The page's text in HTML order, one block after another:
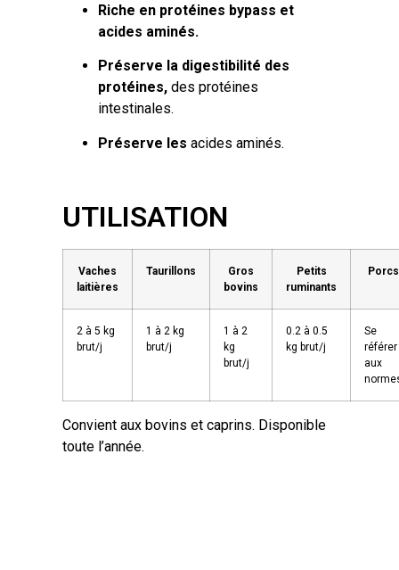
Riche en protéines bypass et
acides aminés.
Préserve la digestibilité des
protéines, des protéines
intestinales.
Préserve les acides aminés.
UTILISATION
Vaches
laitières
Taurillons
Gros
bovins
Petits
ruminants
Porcs
2 à 5 kg
brut/j
1 à 2 kg
brut/j
1 à 2
kg
brut/j
0.2 à 0.5
kg brut/j
Se
référer
aux
Convient aux bovins et caprins. Disponible
toute l’année.